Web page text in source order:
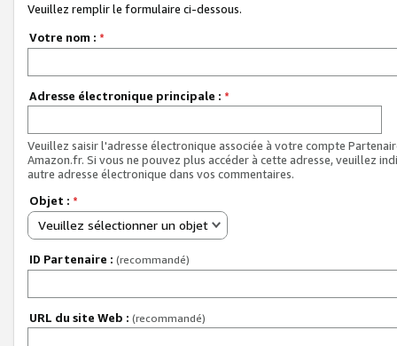
Veuillez remplir le formulaire ci-dessous.
Votre nom : *
Adresse électronique principale : *
Veuillez saisir l'adresse électronique associée à votre compte
Amazon.fr. Si vous ne pouvez plus accéder à cette adresse, veuillez
autre adresse électronique dans vos commentaires.
Objet : *
Veuillez sélectionner un objet
ID Partenaire : (recommandé)
URL du site Web : (recommandé)